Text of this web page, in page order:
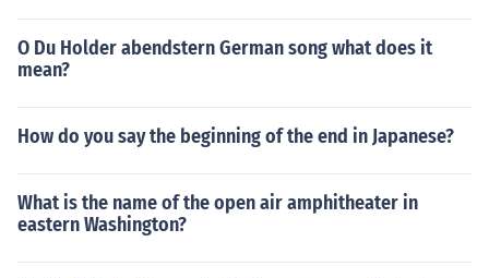
O Du Holder abendstern German song what does it
mean?
How do you say the beginning of the end in Japanese?
What is the name of the open air amphitheater in
eastern Washington?